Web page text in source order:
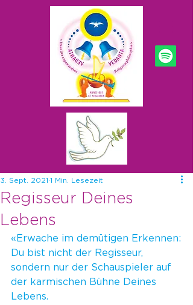
Regisseur Deines
Lebens
3. Sept. 2021 1 Min. Lesezeit
«Erwache im demütigen Erkennen:
Du bist nicht der Regisseur,
sondern nur der Schauspieler auf
der karmischen Bühne Deines
Lebens.